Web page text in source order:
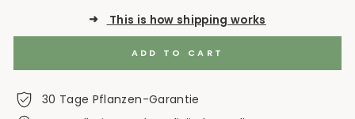
➜ This is how shipping works
ADD TO CART
30 Tage Pflanzen-Garantie